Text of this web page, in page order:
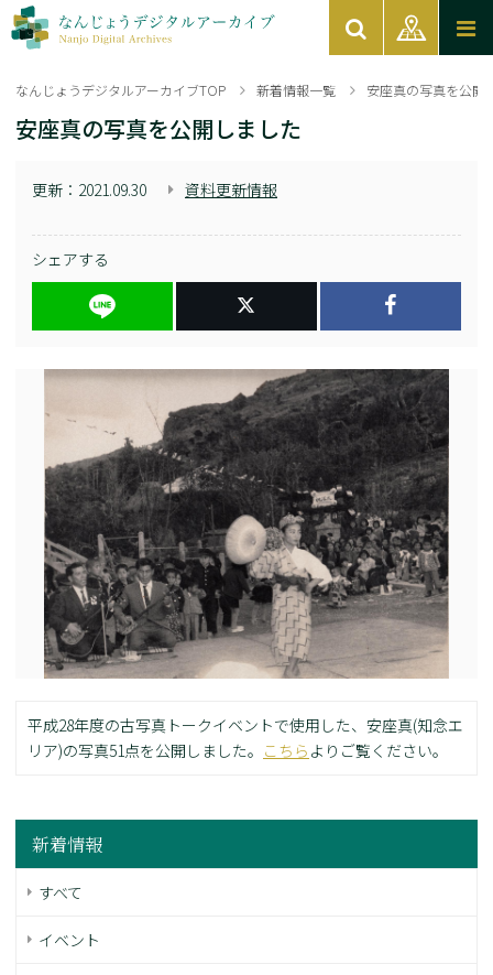
なんじょうデジタルアーカイブTOP 新着情報一覧 安座真の写真を公開
安座真の写真を公開しました
更新： 2021.09.30 資料更新情報
シェアする
平成28年度の古写真トークイベントで使用した、安座真(知念エ
リア)の写真51点を公開しました。 こちら よりご覧ください。
新着情報
すべて
イベント